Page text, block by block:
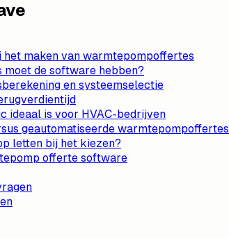
het maken van warmtepompoffertes
moet de software hebben?
en systeemselectie
ideaal is voor HVAC-bedrijven
geautomatiseerde warmtepompoffertes
letten bij het kiezen?
offerte software